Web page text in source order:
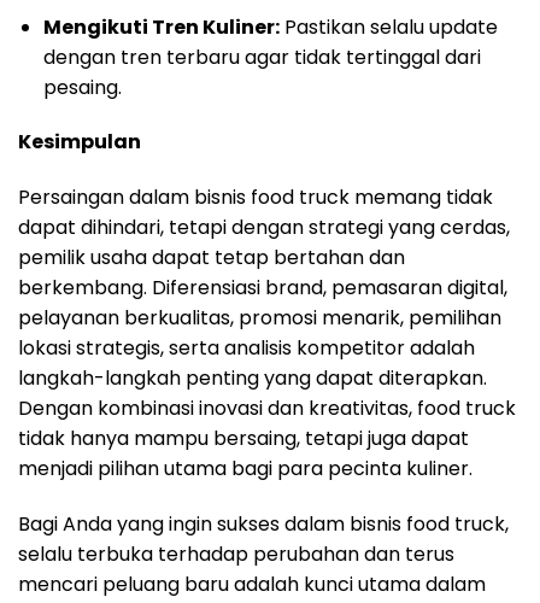
Mengikuti Tren Kuliner:Pastikan selalu update
dengan tren terbaru agar tidak tertinggal dari
pesaing.
Kesimpulan
Persaingan dalam bisnis food truck memang tidak
dapat dihindari, tetapi dengan strategi yang cerdas,
pemilik usaha dapat tetap bertahan dan
berkembang. Diferensiasi brand, pemasaran digital,
pelayanan berkualitas, promosi menarik, pemilihan
lokasi strategis, serta analisis kompetitor adalah
langkah-langkah penting yang dapat diterapkan.
Dengan kombinasi inovasi dan kreativitas, food truck
tidak hanya mampu bersaing, tetapi juga dapat
menjadi pilihan utama bagi para pecinta kuliner.
Bagi Anda yang ingin sukses dalam bisnis food truck,
selalu terbuka terhadap perubahan dan terus
mencari peluang baru adalah kunci utama dalam